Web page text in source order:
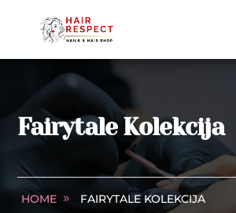
Fairytale Kolekcija
HOME FAIRYTALE KOLEKCIJA